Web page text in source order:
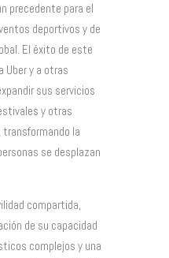
precedente para el
deportivos y de
El éxito de este
Uber y a otras
sus servicios
y otras
la
se desplazan
compartida,
de su capacidad
complejos y una